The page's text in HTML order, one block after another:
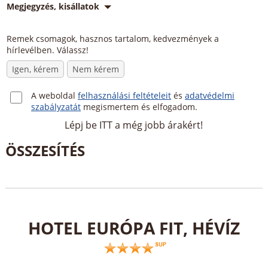
Megjegyzés, kisállatok
Remek csomagok, hasznos tartalom, kedvezmények a
hírlevélben. Válassz!
Igen, kérem
Nem kérem
A weboldal felhasználási feltételeités adatvédelmi
szabályzatát megismertem és elfogadom.
Lépj be ITT a még jobb árakért!
HOTEL EURÓPA FIT, HÉVÍZ